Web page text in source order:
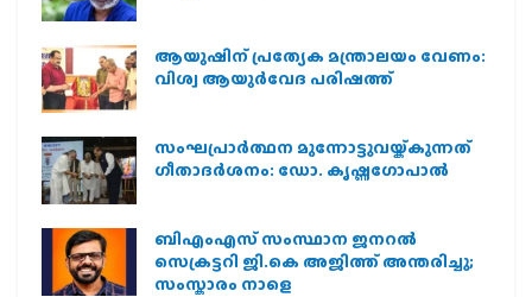
ആയുഷിന് പ്രത്യേക മന്ത്രാലയം വേണം:
വിശ്വ ആയുര്‍വേദ പരിഷത്ത്
സംഘപ്രാര്‍ത്ഥന മുന്നോട്ടുവയ്ക്കുന്നത്
ഗീതാദര്‍ശനം: ഡോ. കൃഷ്ണഗോപാല്‍
ബിഎംഎസ് സംസ്ഥാന ജനറൽ
സെക്രട്ടറി ജി.കെ അജിത്ത് അന്തരിച്ചു;
സംസ്കാരം നാളെ